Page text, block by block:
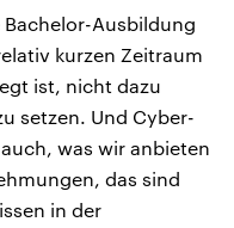
Bachelor-Ausbildung
kurzen Zeitraum
ist, nicht dazu
setzen. Und Cyber-
was wir anbieten
das sind
in der